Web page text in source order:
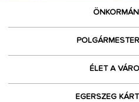
ÉLET A
EGERSZEG